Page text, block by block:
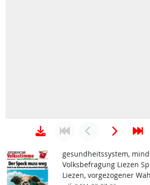
gesundheitssystem,
Volksbefragung Liezen
Liezen, vorgezogener